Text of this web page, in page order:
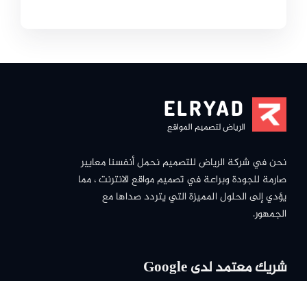
ELRYAD
الرياض لتصميم المواقع
نحن في شركة الرياض للتصميم نحمل أنفسنا معايير
صارمة للجودة وبراعة في تصميم مواقع الانترنت ، مما
يؤدي إلى الحلول المميزة التي يتردد صداها مع
الجمهور.
شريك معتمد لدى Google